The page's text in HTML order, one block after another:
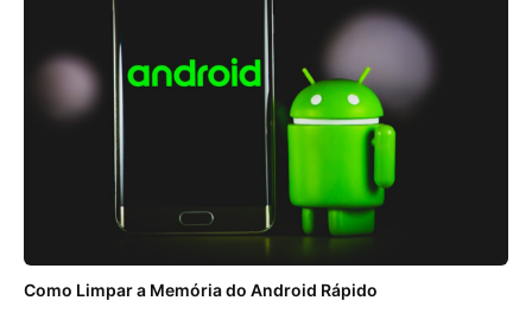
Como Limpar a Memória do Android Rápido